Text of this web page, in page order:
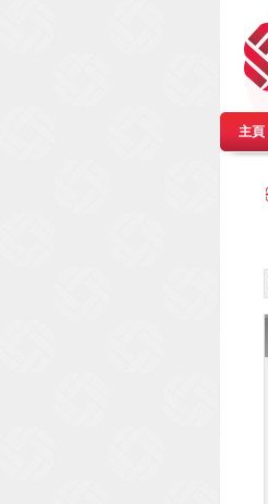
主頁